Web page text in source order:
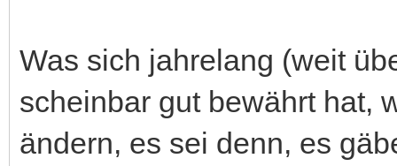
Was sich jahrelang (weit
scheinbar gut bewährt hat,
ändern, es sei denn, es